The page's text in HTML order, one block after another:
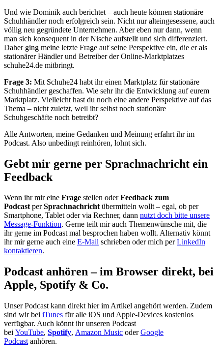
Und wie Dominik auch berichtet – auch heute können stationäre
Schuhhändler noch erfolgreich sein. Nicht nur alteingesessene, auch
völlig neu gegründete Unternehmen. Aber eben nur dann, wenn
man sich konsequent in der Nische aufstellt und sich differenziert.
Daher ging meine letzte Frage auf seine Perspektive ein, die er als
stationärer Händler und Betreiber der Online-Marktplatzes
schuhe24.de mitbringt.
Frage 3: Mit Schuhe24 habt ihr einen Marktplatz für stationäre
Schuhhändler geschaffen. Wie sehr ihr die Entwicklung auf eurem
Marktplatz. Vielleicht hast du noch eine andere Perspektive auf das
Thema – nicht zuletzt, weil ihr selbst noch stationäre
Schuhgeschäfte noch betreibt?
Alle Antworten, meine Gedanken und Meinung erfahrt ihr im
Podcast. Also unbedingt reinhören, lohnt sich.
Gebt mir gerne per Sprachnachricht ein
Feedback
Wenn ihr mir eine Frage stellen oderFeedback zum
PodcastperSprachnachrichtübermitteln wollt – egal, ob per
Smartphone, Tablet oder via Rechner, dann nutzt doch bitte unsere
Message-Funktion. Gerne teilt mir auch Themenwünsche mit, die
ihr gerne im Podcast mal besprochen haben wollt. Alternativ könnt
ihr mir gerne auch eine E-Mail schrieben oder mich perLinkedIn
kontaktieren.
Podcast anhören – im Browser direkt, bei
Apple, Spotify & Co.
Unser Podcast kann direkt hier im Artikel angehört werden. Zudem
sind wir bei iTunes für alle iOS und Apple-Devices kostenlos
verfügbar. Auch könnt ihr unseren Podcast
bei YouTube, Spotify, Amazon Music oderGoogle
Podcast anhören.